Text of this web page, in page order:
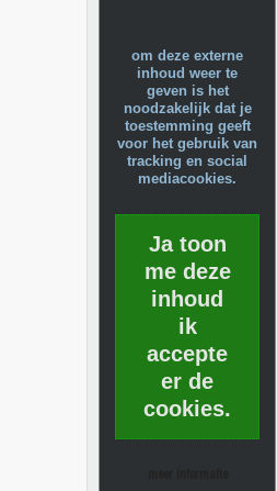
om deze externe
inhoud weer te
geven is het
noodzakelijk dat je
toestemming geeft
voor het gebruik van
tracking en social
mediacookies.
Ja toon
me deze
inhoud
ik
accepte
er de
cookies.